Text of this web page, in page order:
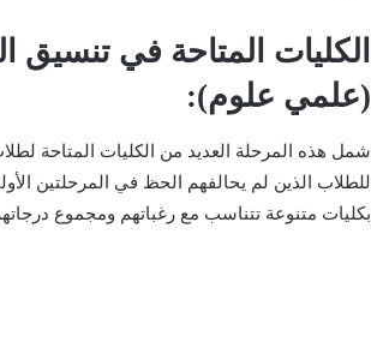
(علمي علوم):
شمل هذه المرحلة العديد من الكليات المتاحة
للطلاب الذين لم يحالفهم الحظ في المرحلتين
بكليات متنوعة تتناسب مع رغباتهم ومجموع